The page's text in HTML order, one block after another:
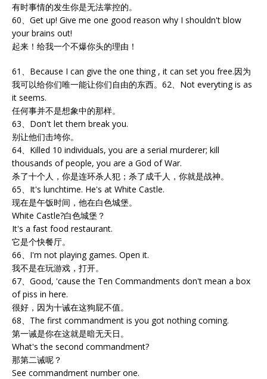
有时事情的发生你是无法掌控的。
60、Get up! Give me one good reason why I shouldn't blow
your brains out!
起来！给我一个不爆你头的理由！
61、Because I can give the one thing , it can set you free.因为
我可以给你们唯一能让你们自由的东西。62、Not everyting is as
it seems.
任何事并不是想象中的那样。
63、Don't let them break you.
别让他们击垮你。
64、Killed 10 individuals, you are a serial murderer; kill
thousands of people, you are a God of War.
杀了十个人，你是连环杀人犯；杀了成千人，你就是战神。
65、It's lunchtime. He's at White Castle.
现在是午饭时间，他在白色城堡。
White Castle?白色城堡？
It's a fast food restaurant.
它是个快餐厅。
66、I'm not playing games. Open it.
我不是在玩游戏，打开。
67、Good, 'cause the Ten Commandments don't mean a box
of piss in here.
很好，因为十诫在这狗屁不值。
68、The first commandment is you got nothing coming.
第一诫是你在这就是暗无天日。
What's the second commandment?
那第二诫呢？
See commandment number one.